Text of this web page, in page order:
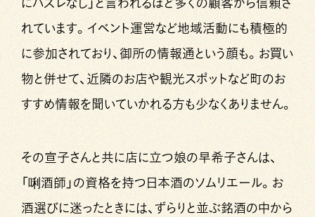
れています。イベント運営など地域活動にも積極的
に参加されており、御所の情報通という顔も。お買い
物と併せて、近隣のお店や観光スポットなど町のお
すすめ情報を聞いていかれる方も少なくありません。
その宣子さんと共に店に立つ娘の早希子さんは、
「唎酒師」の資格を持つ日本酒のソムリエール。お
酒選びに迷ったときには、ずらりと並ぶ銘酒の中から